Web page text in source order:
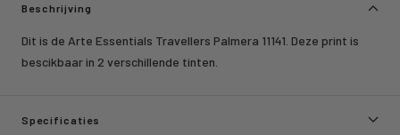
Beschrijving
Dit is de Arte Essentials Travellers Palmera 11141. Deze print is
bescikbaar in 2 verschillende tinten.
Specificaties